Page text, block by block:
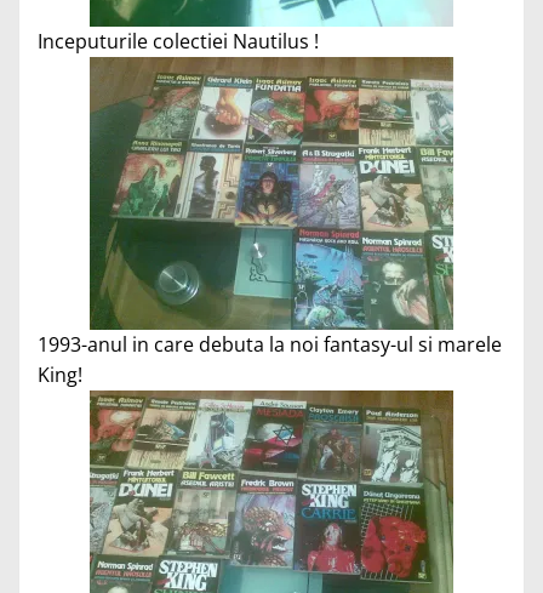
Inceputurile colectiei Nautilus !
1993-anul in care debuta la noi fantasy-ul si marele
King!